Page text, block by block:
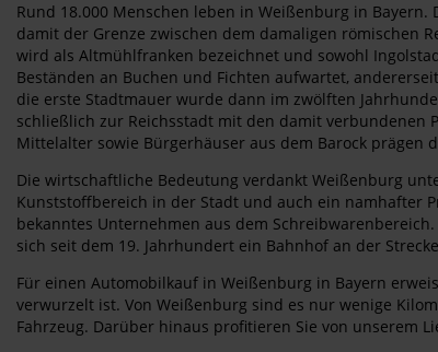
Rund 18.000 Menschen leben in Weißenburg in
damit der Grenze zwischen dem damaligen römischen
wird als Altmühlfranken bezeichnet und sowohl
Beständen an Buchen und Fichten aufwartet,
die erste Stadtmauer wurde dann im zwölften
schließlich zur Reichsstadt mit den damit verbundenen
Mittelalter sowie Bürgerhäuser aus dem Barock
Die wirtschaftliche Bedeutung verdankt Weißenburg
Kunststoffbereich in der Stadt und auch ein namhafter
bekanntes Unternehmen aus dem
sich seit dem 19. Jahrhundert ein Bahnhof an der
Für einen Automobilkauf in Weißenburg in Bayern
verwurzelt ist. Von Weißenburg sind es nur wenige
Fahrzeug. Darüber hinaus profitieren Sie von unserem